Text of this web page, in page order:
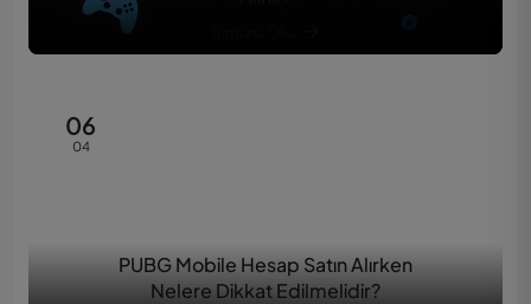
06
04
PUBG Mobile Hesap Satın Alırken
Nelere Dikkat Edilmelidir?